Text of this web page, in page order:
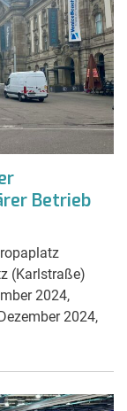
Betrieb
(Karlstraße)
2024,
2024,